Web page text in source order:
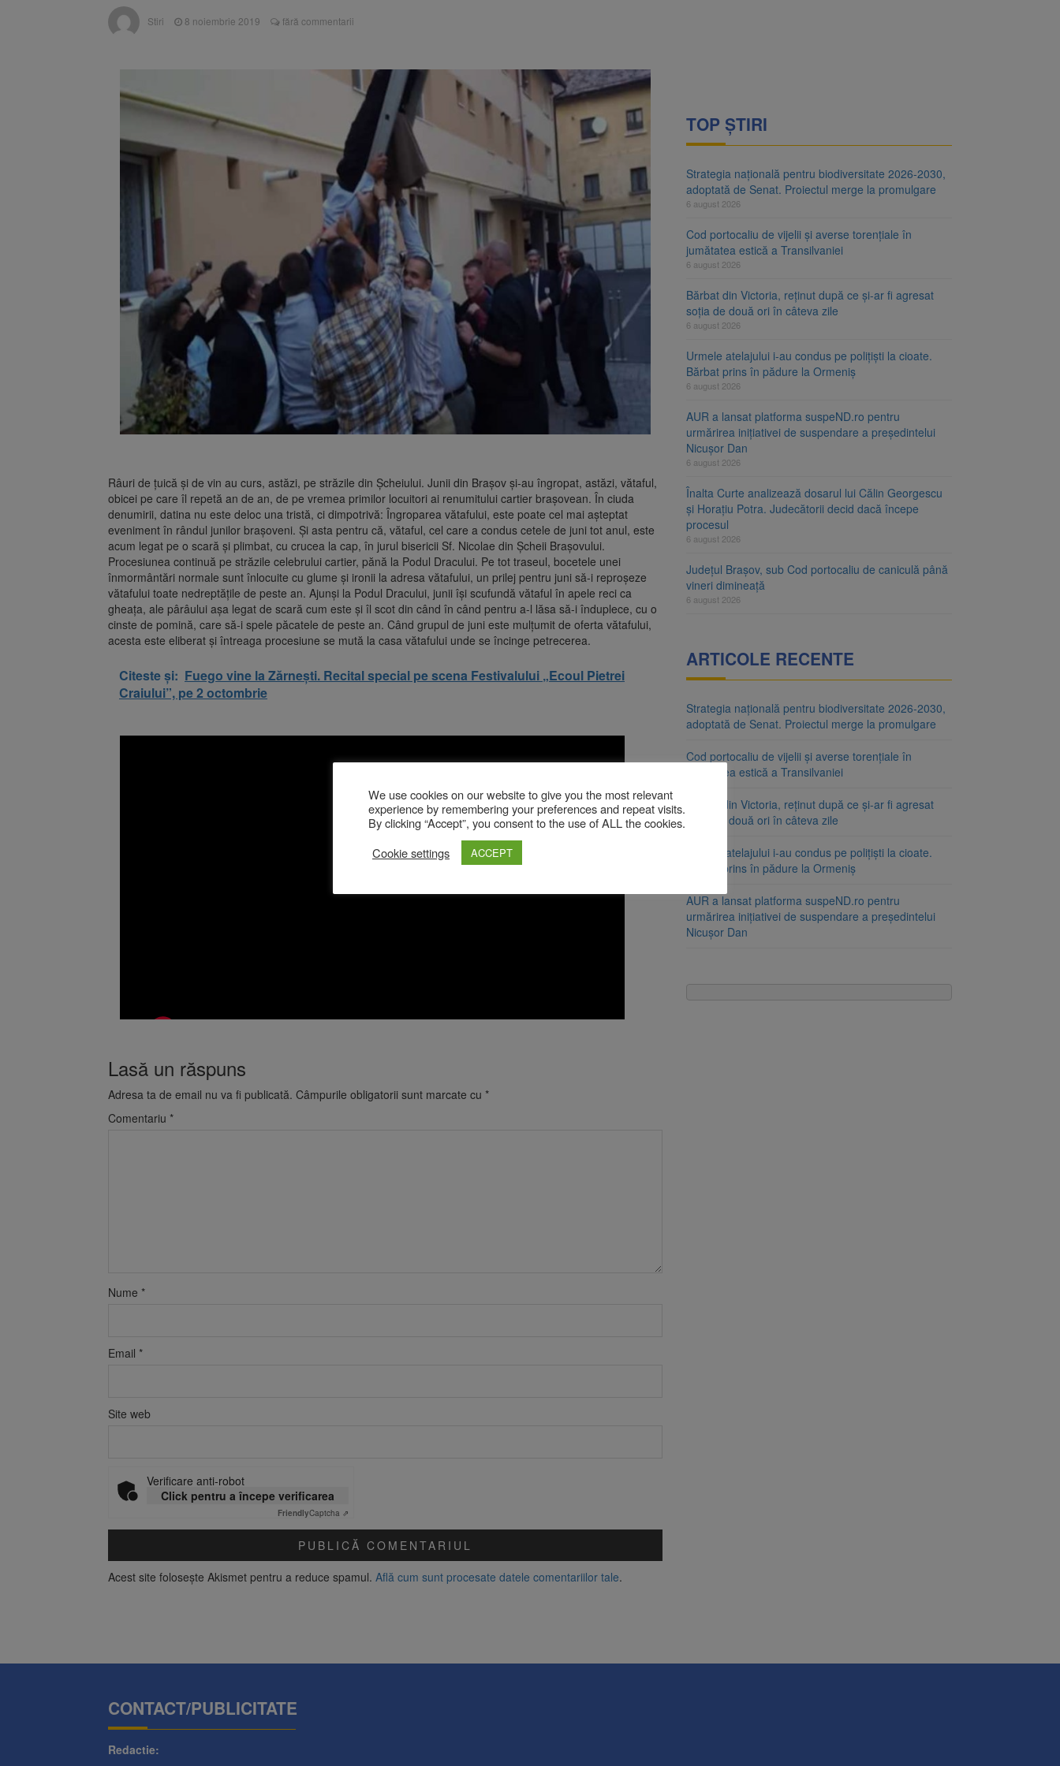
procesul
Stiri 8 noiembrie 2019 fără commentarii
Râuri de țuică și de vin au curs, astăzi, pe străzile din Șcheiului. Junii din Brașov și-au îngropat, astăzi, vătaful,
obicei pe care îl repetă an de an, de pe vremea primilor locuitori ai renumitului cartier brașovean. În ciuda
denumirii, datina nu este deloc una tristă, ci dimpotrivă: Îngroparea vătafului, este poate cel mai așteptat
eveniment în rândul junilor brașoveni. Și asta pentru că, vătaful, cel care a condus cetele de juni tot anul, este
acum legat pe o scară și plimbat, cu crucea la cap, în jurul bisericii Sf. Nicolae din Șcheii Brașovului.
Procesiunea continuă pe străzile celebrului cartier, pănă la Podul Dracului. Pe tot traseul, bocetele unei
înmormântări normale sunt înlocuite cu glume și ironii la adresa vătafului, un prilej pentru juni să-i reproșeze
vătafului toate nedreptățile de peste an. Ajunși la Podul Dracului, junii își scufundă vătaful în apele reci ca
gheața, ale pârâului așa legat de scară cum este și îl scot din când în când pentru a-l lăsa să-i înduplece, cu o
cinste de pomină, care să-i spele păcatele de peste an. Când grupul de juni este mulțumit de oferta vătafului,
acesta este eliberat și întreaga procesiune se mută la casa vătafului unde se încinge petrecerea.
Citeste și: Fuego vine la Zărnești. Recital special pe scena Festivalului „Ecoul Pietrei
Craiului”, pe 2 octombrie
Lasă un răspuns
Adresa ta de email nu va fi publicată. Câmpurile obligatorii sunt marcate cu *
Comentariu *
Nume *
Email *
Site web
Verificare anti-robot
Click pentru a începe verificarea
FriendlyCaptcha ⇗
Acest site folosește Akismet pentru a reduce spamul. Află cum sunt procesate datele comentariilor tale.
TOP ȘTIRI
Strategia națională pentru biodiversitate 2026-2030,
adoptată de Senat. Proiectul merge la promulgare
6 august 2026
Cod portocaliu de vijelii și averse torențiale în
jumătatea estică a Transilvaniei
6 august 2026
Bărbat din Victoria, reținut după ce și-ar fi agresat
soția de două ori în câteva zile
6 august 2026
Urmele atelajului i-au condus pe polițiști la cioate.
Bărbat prins în pădure la Ormeniș
6 august 2026
AUR a lansat platforma suspeND.ro pentru
urmărirea inițiativei de suspendare a președintelui
Nicușor Dan
6 august 2026
Înalta Curte analizează dosarul lui Călin Georgescu
și Horațiu Potra. Judecătorii decid dacă începe
procesul
6 august 2026
Județul Brașov, sub Cod portocaliu de caniculă până
vineri dimineață
6 august 2026
ARTICOLE RECENTE
Strategia națională pentru biodiversitate 2026-2030,
adoptată de Senat. Proiectul merge la promulgare
Cod portocaliu de vijelii și averse torențiale în
jumătatea estică a Transilvaniei
Bărbat din Victoria, reținut după ce și-ar fi agresat
soția de două ori în câteva zile
Urmele atelajului i-au condus pe polițiști la cioate.
Bărbat prins în pădure la Ormeniș
AUR a lansat platforma suspeND.ro pentru
urmărirea inițiativei de suspendare a președintelui
Nicușor Dan
CONTACT/PUBLICITATE
Redactie:
We use cookies on our website to give you the most relevant
experience by remembering your preferences and repeat visits.
By clicking “Accept”, you consent to the use of ALL the cookies.
Cookie settings
ACCEPT